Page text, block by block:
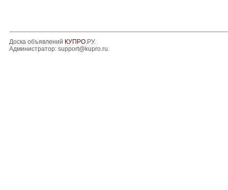
Доска объявлений КУПРО.РУ.
Администратор: support@kupro.ru.